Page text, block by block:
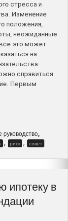
стресса и
Изменение
положения,
неожиданные
это может
на
справиться
Первым
руководство,
, риск , совет
ипотеку в